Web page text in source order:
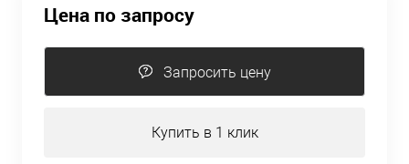
Цена по запросу
Запросить цену
Купить в 1 клик